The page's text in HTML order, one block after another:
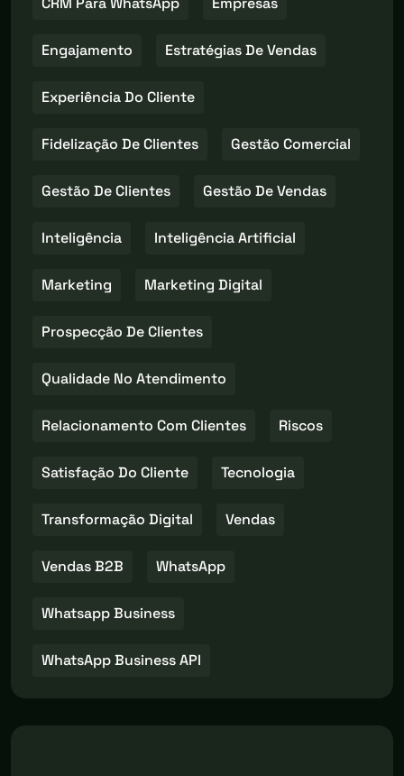
Engajamento Estratégias De Vendas
Experiência Do Cliente
Fidelização De Clientes Gestão Comercial
Gestão De Clientes Gestão De Vendas
Inteligência Inteligência Artificial
Marketing Marketing Digital
Prospecção De Clientes
Qualidade No Atendimento
Relacionamento Com Clientes Riscos
Satisfação Do Cliente Tecnologia
Transformação Digital Vendas
Vendas B2B WhatsApp
Whatsapp Business
WhatsApp Business API